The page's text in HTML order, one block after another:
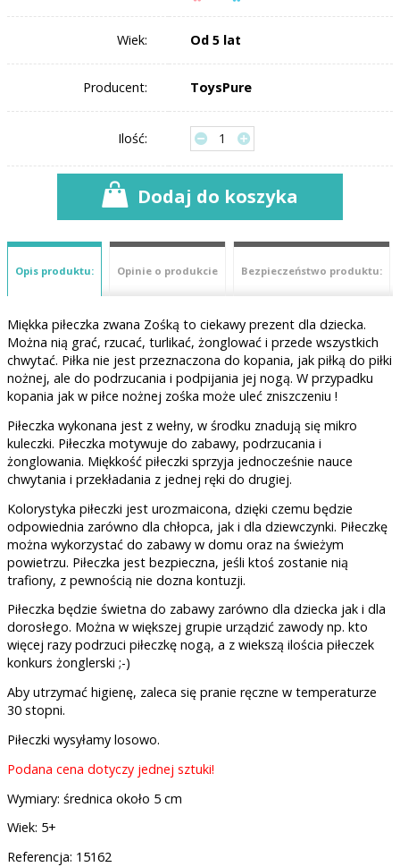
Wiek: Od 5 lat
Producent: ToysPure
Ilość:
Dodaj do koszyka
Opis produktu: Opinie o produkcie Bezpieczeństwo produktu:
Miękka piłeczka zwana Zośką to ciekawy prezent dla dziecka.
Można nią grać, rzucać, turlikać, żonglować i przede wszystkich
chwytać. Piłka nie jest przeznaczona do kopania, jak piłką do piłki
nożnej, ale do podrzucania i podpijania jej nogą. W przypadku
kopania jak w piłce nożnej zośka może uleć zniszczeniu !
Piłeczka wykonana jest z wełny, w środku znadują się mikro
kuleczki. Piłeczka motywuje do zabawy, podrzucania i
żonglowania. Miękkość piłeczki sprzyja jednocześnie nauce
chwytania i przekładania z jednej ręki do drugiej.
Kolorystyka piłeczki jest urozmaicona, dzięki czemu będzie
odpowiednia zarówno dla chłopca, jak i dla dziewczynki. Piłeczkę
można wykorzystać do zabawy w domu oraz na świeżym
powietrzu. Piłeczka jest bezpieczna, jeśli ktoś zostanie nią
trafiony, z pewnością nie dozna kontuzji.
Piłeczka będzie świetna do zabawy zarówno dla dziecka jak i dla
dorosłego. Można w większej grupie urządzić zawody np. kto
więcej razy podrzuci piłeczkę nogą, a z wiekszą ilościa piłeczek
konkurs żonglerski ;-)
Aby utrzymać higienę, zaleca się pranie ręczne w temperaturze
30 stopni.
Piłeczki wysyłamy losowo.
Podana cena dotyczy jednej sztuki!
Wymiary: średnica około 5 cm
Wiek: 5+
Referencja: 15162